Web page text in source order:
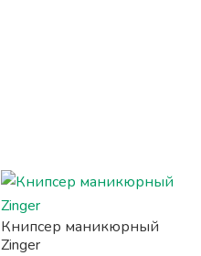
Книпсер маникюрный
Zinger